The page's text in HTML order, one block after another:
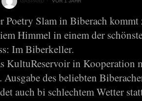
Poetry Slam in Biberach
Himmel in einem der
Im Biberkeller.
KultuReservoir in Kooperation
Ausgabe des beliebten
auch bi schlechtem Wetter